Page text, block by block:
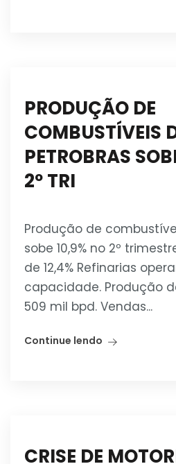
PRODUÇÃO DE
COMBUSTÍVEIS
PETROBRAS
2º TRI
Produção de
sobe 10,9% no 2º
de 12,4% Refinarias
capacidade. Produção
509 mil bpd. Vendas...
Continue lendo
CRISE DE